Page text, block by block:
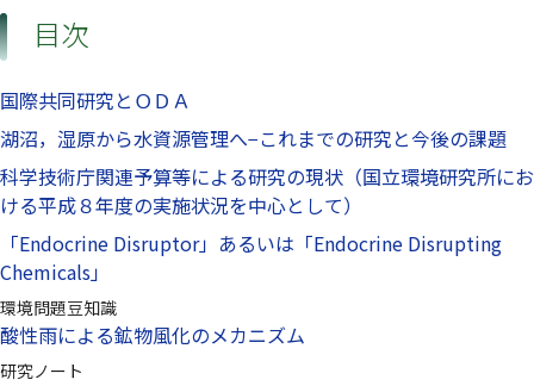
目次
国際共同研究とＯＤＡ
湖沼，湿原から水資源管理へ−これまでの研究と今後の課題
科学技術庁関連予算等による研究の現状（国立環境研究所にお
ける平成８年度の実施状況を中心として）
「Endocrine Disruptor」あるいは「Endocrine Disrupting
Chemicals」
環境問題豆知識
酸性雨による鉱物風化のメカニズム
研究ノート